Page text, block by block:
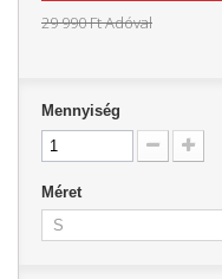
29 990 Ft‎Adóval
Mennyiség
Méret